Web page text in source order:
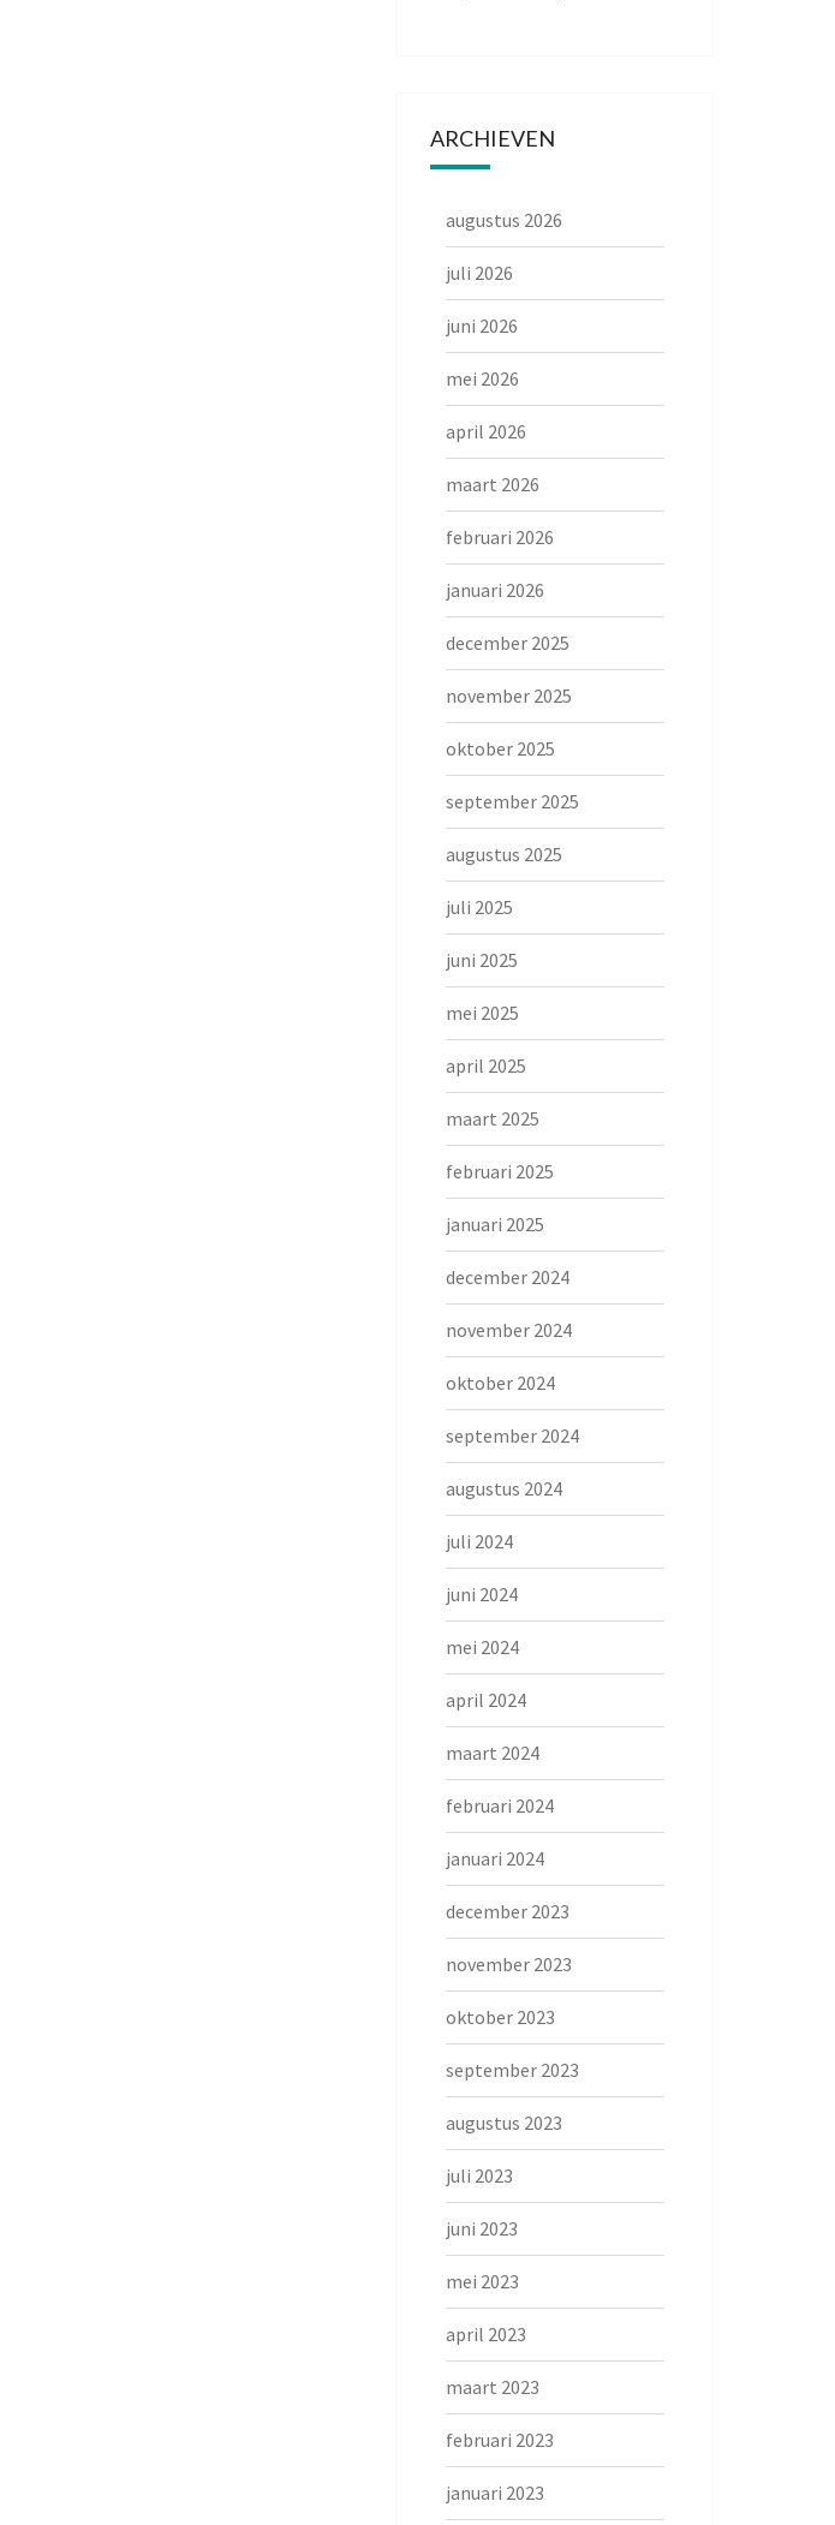
ARCHIEVEN
augustus 2026
juli 2026
juni 2026
mei 2026
april 2026
maart 2026
februari 2026
januari 2026
december 2025
november 2025
oktober 2025
september 2025
augustus 2025
juli 2025
juni 2025
mei 2025
april 2025
maart 2025
februari 2025
januari 2025
december 2024
november 2024
oktober 2024
september 2024
augustus 2024
juli 2024
juni 2024
mei 2024
april 2024
maart 2024
februari 2024
januari 2024
december 2023
november 2023
oktober 2023
september 2023
augustus 2023
juli 2023
juni 2023
mei 2023
april 2023
maart 2023
februari 2023
januari 2023